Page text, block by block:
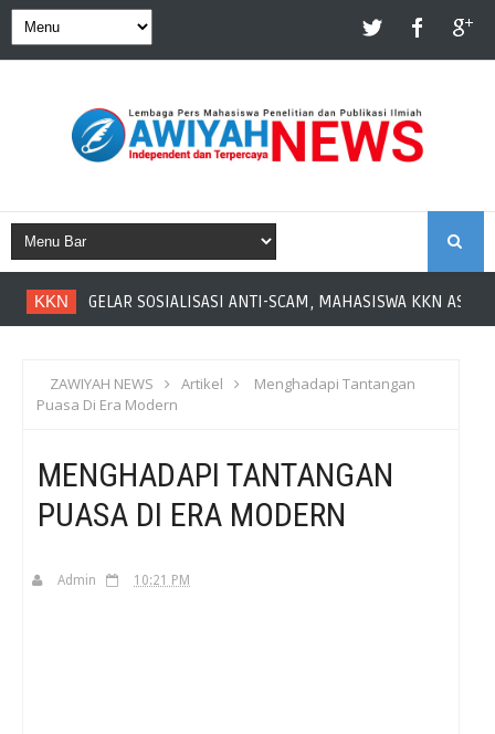
KKN GELAR SOSIALISASI ANTI-SCAM, MAHASISWA KKN ASAH
ZAWIYAH NEWS Artikel
Menghadapi Tantangan
Puasa Di Era Modern
MENGHADAPI TANTANGAN
PUASA DI ERA MODERN
Admin 10:21 PM